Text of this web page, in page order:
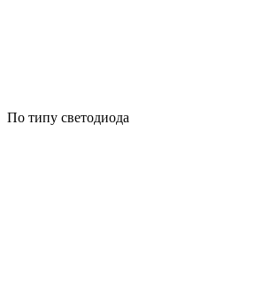
По типу светодиода